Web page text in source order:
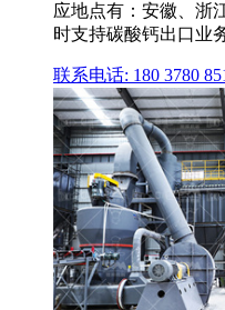
应地点有：安徽、浙
时支持碳酸钙出口业
联系电话: 180 3780